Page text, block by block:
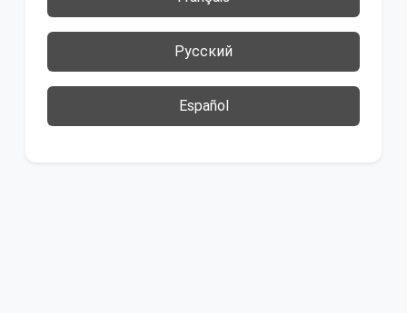
Русский
Español